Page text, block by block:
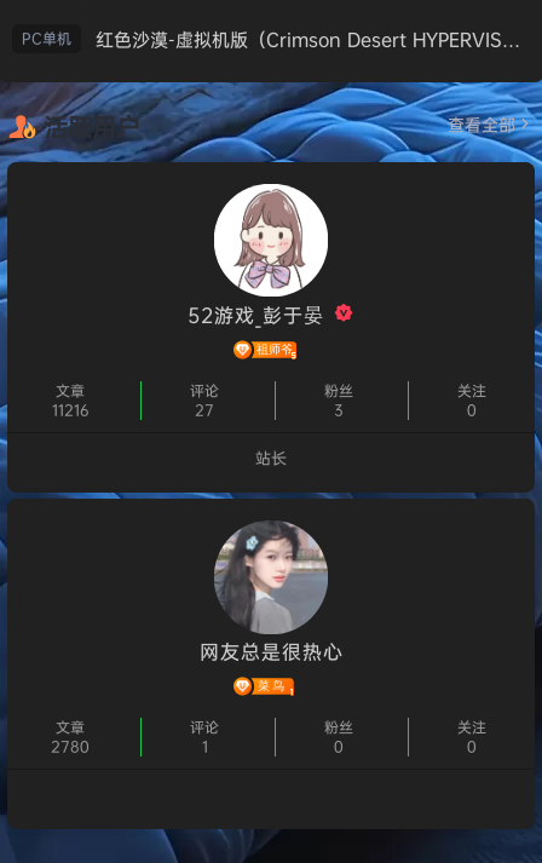
PC单机 红色沙漠-虚拟机版（Crimson Desert HYPERVISOR）免安装中文版
活跃用户 查看全部
52游戏_彭于晏
文章
11216
评论
27
粉丝
3
关注
0
站长
个人主页
网友总是很热心
文章
2780
评论
1
粉丝
0
关注
0